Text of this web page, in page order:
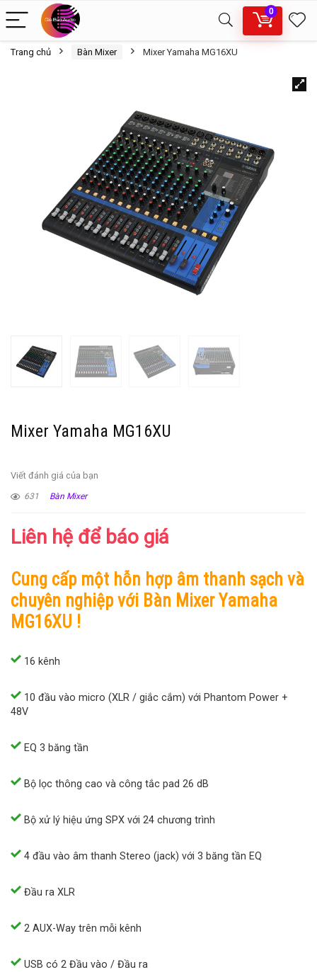
0
Trang chủ Bàn Mixer Mixer Yamaha MG16XU
Mixer Yamaha MG16XU
Viết đánh giá của bạn
631 Bàn Mixer
Liên hệ để báo giá
Cung cấp một hỗn hợp âm thanh sạch và
chuyên nghiệp với Bàn Mixer Yamaha
MG16XU !
16 kênh
10 đầu vào micro (XLR / giắc cắm) với Phantom Power +
48V
EQ 3 băng tần
Bộ lọc thông cao và công tắc pad 26 dB
Bộ xử lý hiệu ứng SPX với 24 chương trình
4 đầu vào âm thanh Stereo (jack) với 3 băng tần EQ
Đầu ra XLR
2 AUX-Way trên mỗi kênh
USB có 2 Đầu vào / Đầu ra